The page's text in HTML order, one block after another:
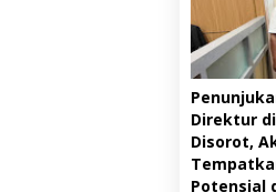
Direktur
Disorot,
Potensial